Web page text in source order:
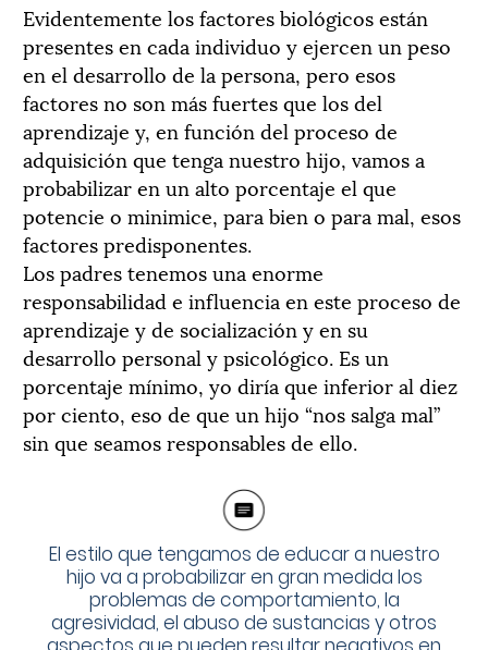
Evidentemente los factores biológicos están
presentes en cada individuo y ejercen un peso
en el desarrollo de la persona, pero esos
factores no son más fuertes que los del
aprendizaje y, en función del proceso de
adquisición que tenga nuestro hijo, vamos a
probabilizar en un alto porcentaje el que
potencie o minimice, para bien o para mal, esos
factores predisponentes.
Los padres tenemos una enorme
responsabilidad e influencia en este proceso de
aprendizaje y de socialización y en su
desarrollo personal y psicológico. Es un
porcentaje mínimo, yo diría que inferior al diez
por ciento, eso de que un hijo “nos salga mal”
sin que seamos responsables de ello.
El estilo que tengamos de educar a nuestro
hijo va a probabilizar en gran medida los
problemas de comportamiento, la
agresividad, el abuso de sustancias y otros